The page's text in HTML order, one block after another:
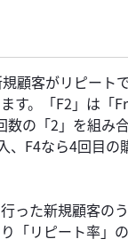
顧客がリピート
す。「F2」は「
数の「2」を組み
、F4なら4回目の
った新規顧客の
「リピート率」